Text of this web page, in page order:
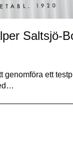
Saltsjö-
ett